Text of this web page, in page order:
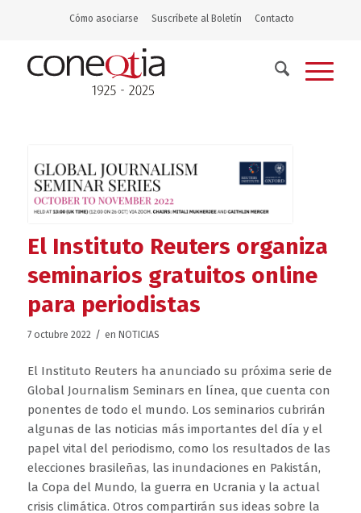
Cómo asociarse Suscríbete al Boletín Contacto
El Instituto Reuters organiza
seminarios gratuitos online
para periodistas
7 octubre 2022 / en NOTICIAS
El Instituto Reuters ha anunciado su próxima serie de
Global Journalism Seminars en línea, que cuenta con
ponentes de todo el mundo. Los seminarios cubrirán
algunas de las noticias más importantes del día y el
papel vital del periodismo, como los resultados de las
elecciones brasileñas, las inundaciones en Pakistán,
la Copa del Mundo, la guerra en Ucrania y la actual
crisis climática. Otros compartirán sus ideas sobre la